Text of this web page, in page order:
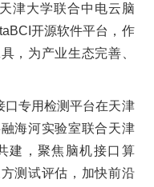
津大学联合中电云脑
开源软件平台，作
，为产业生态完善、
口专用检测平台在天津
海河实验室联合天津
建，聚焦脑机接口算
测试评估，加快前沿